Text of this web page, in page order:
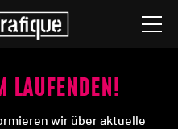
LAUFENDEN!
wir über aktuelle